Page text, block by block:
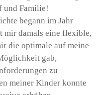
und Familie!
begann im Jahr
mir damals eine flexible,
die optimale auf meine
gab,
zu
meiner Kinder konnte